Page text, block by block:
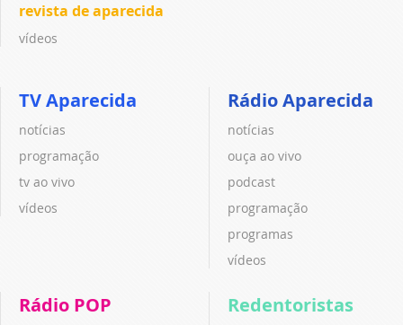
revista de aparecida
vídeos
TV Aparecida
notícias
programação
tv ao vivo
vídeos
Rádio Aparecida
notícias
ouça ao vivo
podcast
programação
programas
vídeos
Rádio POP Redentoristas